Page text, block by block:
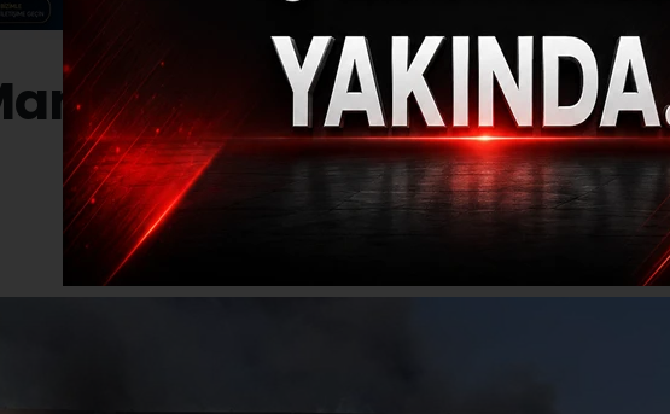
plastik
yangın
(İHA) - İhlas Haber Ajansı | 31.07.2024 - 15:03,